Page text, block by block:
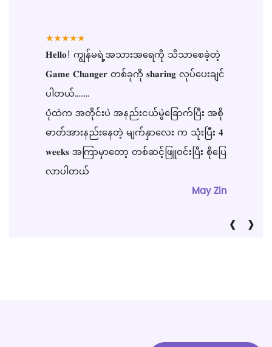
★★★★★
𝐇𝐞𝐥𝐥𝐨! ကျွန်မရဲ့အသားအရေကို သိသာစေခဲ့တဲ့
𝐆𝐚𝐦𝐞 𝐂𝐡𝐚𝐧𝐠𝐞𝐫 တစ်ခုကို 𝐬𝐡𝐚𝐫𝐢𝐧𝐠 လုပ်ပေးချင်
ပါတယ်……..
ပုံထဲက အတိုင်းပဲ အနည်းငယ်မွဲခြောက်ပြီး အစို
ဓာတ်အားနည်းနေတဲ့ မျက်နှာလေး က သုံးပြီး 𝟒
𝐰𝐞𝐞𝐤𝐬 အကြာမှာတော့ တစ်ဆင့်ဖြူဝင်းပြီး စိုပြေ
လာပါတယ်
May Zin
‹ ›